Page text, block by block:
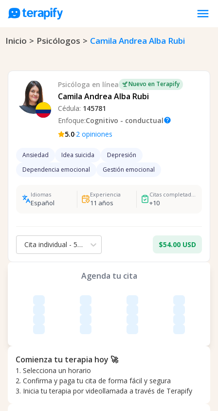
menu
Psicólogos en línea
Opiniones
Empresas
Preguntas frecuentes
Inicio > Psicólogos > Camila Andrea Alba Rubi
Psicóloga en línea Nuevo en Terapify
Camila Andrea Alba Rubi
Cédula: 145781
Enfoque:Cognitivo - conductualhelp
5.0·2 opiniones
Ansiedad Idea suicida
Depresión
Dependencia emocional
Gestión emocional
Idiomas
Español
Experiencia
11 años +10
Cita individual - 50 min. $54.00 USD
Agenda tu cita
Comienza tu terapia hoy 🚀
1. Selecciona un horario
2. Confirma y paga tu cita de forma fácil y segura
3. Inicia tu terapia por videollamada a través de Terapify